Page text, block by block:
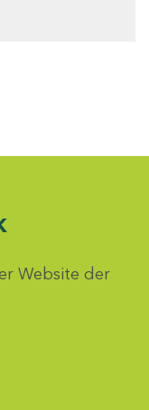
Website der
auswählen